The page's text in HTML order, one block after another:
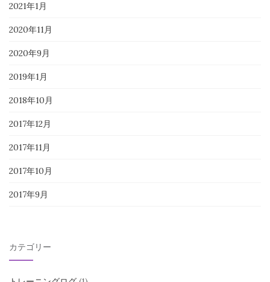
2021年1月
2020年11月
2020年9月
2019年1月
2018年10月
2017年12月
2017年11月
2017年10月
2017年9月
カテゴリー